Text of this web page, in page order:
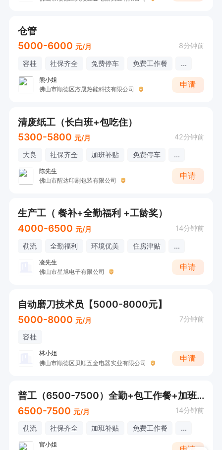
仓管
5000-6000 元/月 8分钟前
容桂 社保齐全 免费停车 免费工作餐 ...
熊小姐
佛山市顺德区杰晟热能科技有限公司
申请
清废纸工（长白班+包吃住）
5300-5800 元/月 42分钟前
大良 社保齐全 加班补贴 免费停车 ...
陈先生
佛山市醒达印刷包装有限公司
申请
生产工（ 餐补+全勤福利 +工龄奖）
4000-6500 元/月 14分钟前
勒流 全勤福利 环境优美 住房津贴 ...
凌先生
佛山市星旭电子有限公司
申请
自动磨刀技术员【5000-8000元】
5000-8000 元/月 7分钟前
容桂
林小姐
佛山市顺德区贝顺五金电器实业有限公司
申请
普工（6500-7500）全勤+包工作餐+加班补贴
6500-7500 元/月 14分钟前
勒流 社保齐全 加班补贴 免费工作餐 ...
官小姐